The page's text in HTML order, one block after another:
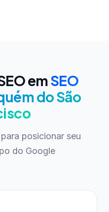
emSEO
do São
posicionar seu
do Google